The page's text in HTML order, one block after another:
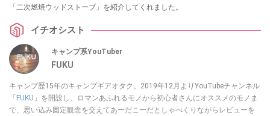
「二次燃焼ウッドストーブ」を紹介してくれました。
イチオシスト
キャンプ系YouTuber
FUKU
キャンプ歴15年のキャンプギアオタク。2019年12月よりYouTubeチャンネル
「 FUKU 」を開設し、ロマンあふれるモノから初心者さんにオススメのモノま
で、思い込み固定観念を交えてあーだこーだとしゃべくりながらレビューを